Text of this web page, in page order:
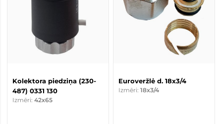
Kolektora piedziņa (230-
487) 0331 130
Izmēri: 42x65
Euroveržlė d. 18x3/4
Izmēri: 18x3/4